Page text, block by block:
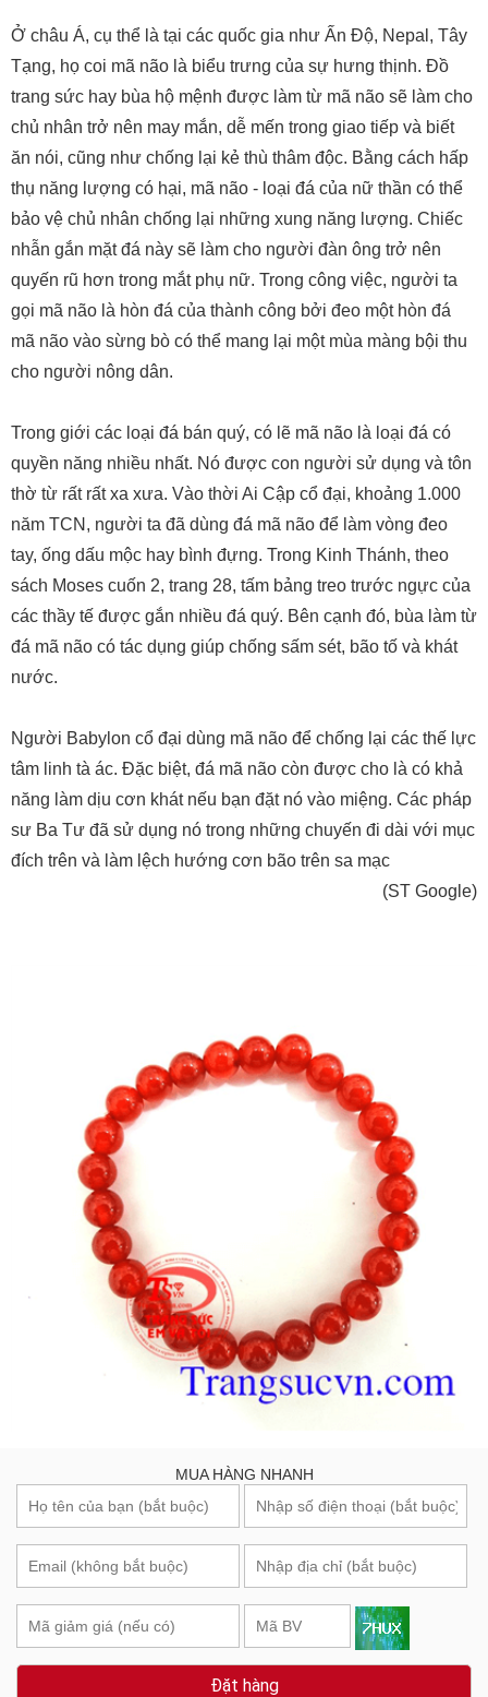
Ở châu Á, cụ thể là tại các quốc gia như Ấn Độ, Nepal, Tây
Tạng, họ coi mã não là biểu trưng của sự hưng thịnh. Đồ
trang sức hay bùa hộ mệnh được làm từ mã não sẽ làm cho
chủ nhân trở nên may mắn, dễ mến trong giao tiếp và biết
ăn nói, cũng như chống lại kẻ thù thâm độc. Bằng cách hấp
thụ năng lượng có hại, mã não - loại đá của nữ thần có thể
bảo vệ chủ nhân chống lại những xung năng lượng. Chiếc
nhẫn gắn mặt đá này sẽ làm cho người đàn ông trở nên
quyến rũ hơn trong mắt phụ nữ. Trong công việc, người ta
gọi mã não là hòn đá của thành công bởi đeo một hòn đá
mã não vào sừng bò có thể mang lại một mùa màng bội thu
cho người nông dân.
Trong giới các loại đá bán quý, có lẽ mã não là loại đá có
quyền năng nhiều nhất. Nó được con người sử dụng và tôn
thờ từ rất rất xa xưa. Vào thời Ai Cập cổ đại, khoảng 1.000
năm TCN, người ta đã dùng đá mã não để làm vòng đeo
tay, ống dấu mộc hay bình đựng. Trong Kinh Thánh, theo
sách Moses cuốn 2, trang 28, tấm bảng treo trước ngực của
các thầy tế được gắn nhiều đá quý. Bên cạnh đó, bùa làm từ
đá mã não có tác dụng giúp chống sấm sét, bão tố và khát
nước.
Người Babylon cổ đại dùng mã não để chống lại các thế lực
tâm linh tà ác. Đặc biệt, đá mã não còn được cho là có khả
năng làm dịu cơn khát nếu bạn đặt nó vào miệng. Các pháp
sư Ba Tư đã sử dụng nó trong những chuyến đi dài với mục
đích trên và làm lệch hướng cơn bão trên sa mạc
(ST Google)
MUA HÀNG NHANH
Đặt hàng